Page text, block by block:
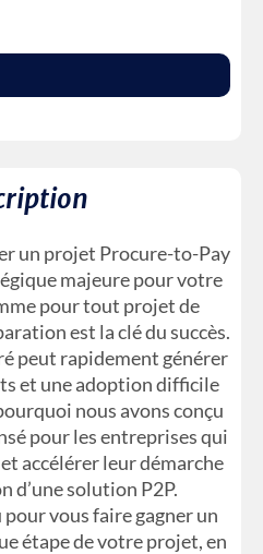
un projet Procure-to-Pay
majeure pour votre
pour tout projet de
est la clé du succès.
peut rapidement générer
et une adoption difficile
nous avons conçu
pour les entreprises qui
accélérer leur démarche
d’une solution P2P.
vous faire gagner un
étape de votre projet, en